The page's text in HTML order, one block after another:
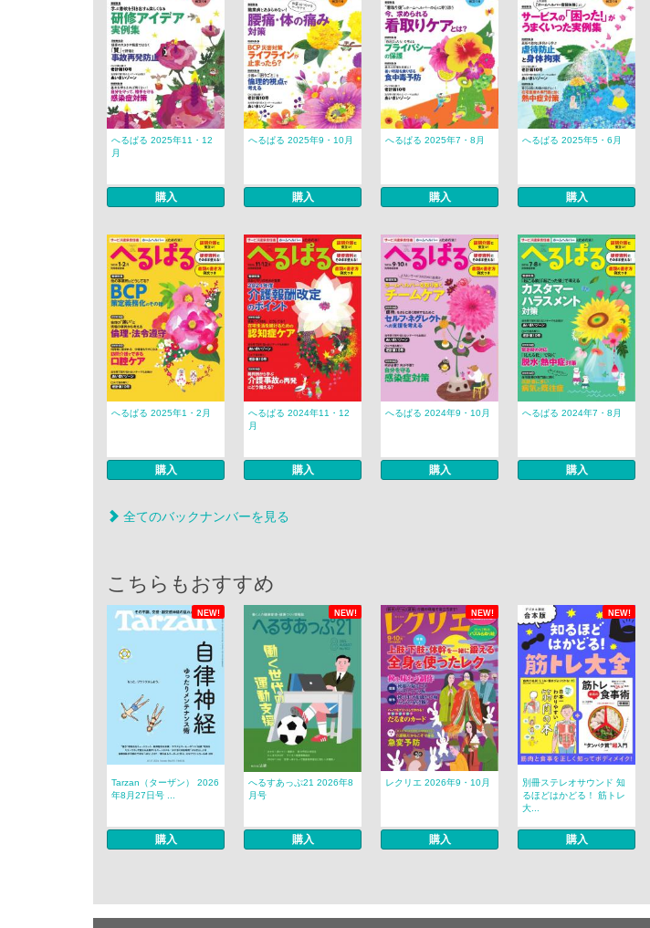
へるぱる 2025年11・12
月
購入
へるぱる 2025年9・10月
購入
へるぱる 2025年7・8月
購入
へるぱる 2025年5・6月
購入
へるぱる 2025年1・2月
購入
へるぱる 2024年11・12
月
購入
へるぱる 2024年9・10月
購入
へるぱる 2024年7・8月
購入
全てのバックナンバーを見る
こちらもおすすめ
NEW! NEW! NEW! NEW!
Tarzan（ターザン） 2026
年8月27日号 ...
購入
へるすあっぷ21 2026年8
月号
購入
レクリエ 2026年9・10月
購入
別冊ステレオサウンド 知
るほどはかどる！ 筋トレ
大...
購入